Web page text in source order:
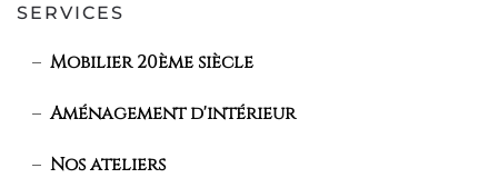
SERVICES
Mobilier 20ème siècle
Aménagement d'intérieur
Nos ateliers